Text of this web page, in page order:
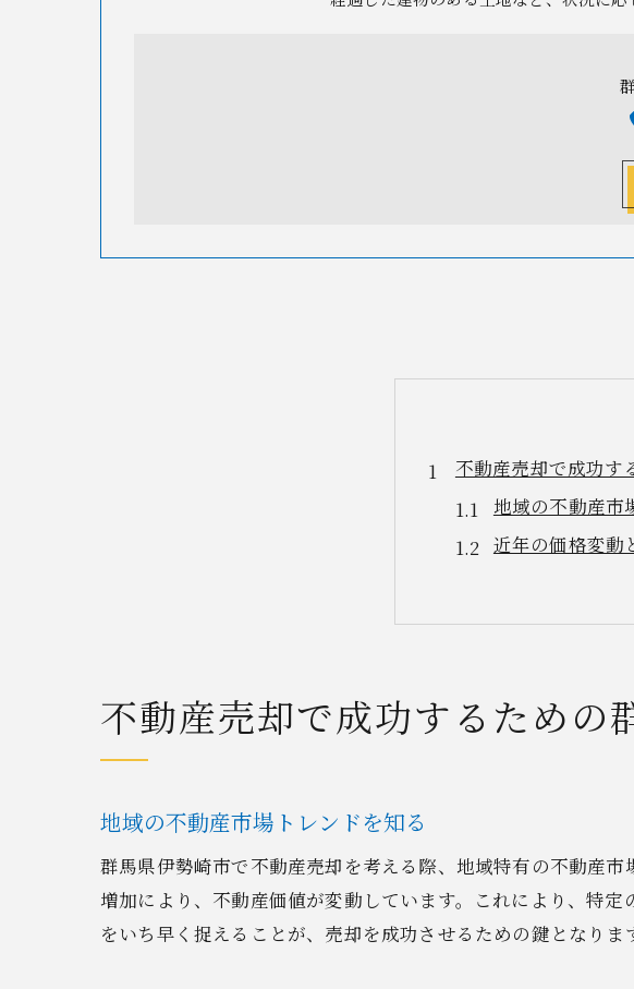
不動産売却で成功す
地域の不動産市
近年の価格変動
伊勢崎市内の
人口動態と不動
地元不動産業
伊勢崎市の不動産売
市場価格と比較
土地と建物の査
不動産売却で成功するための
地域の不動産市場トレンドを知る
群馬県伊勢崎市で不動産売却を考える際、地域特有の不動産
増加により、不動産価値が変動しています。これにより、特
をいち早く捉えることが、売却を成功させるための鍵となり